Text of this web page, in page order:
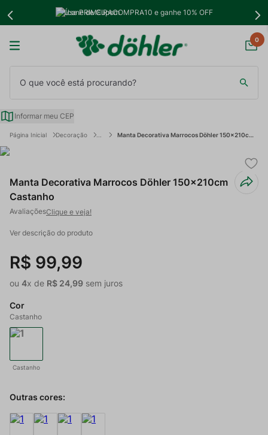
Use PRIMEIRACOMPRA10 e ganhe 10% OFF
0
Informar meu CEP
Decoração Manta Decorativa Marrocos Döhler 150x210cm Castanho
Manta Decorativa Marrocos Döhler 150x210cm
Castanho
Clique e veja!
Ver descrição do produto
R$ 99,99
ou 4x de R$ 24,99 sem juros
Cor
Castanho
Castanho
Outras cores: